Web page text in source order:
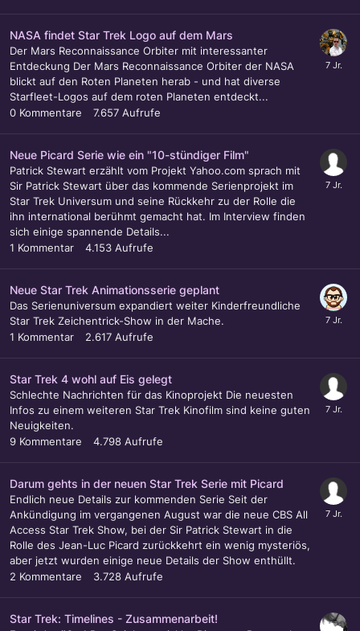
NASA findet Star Trek Logo auf dem Mars
Der Mars Reconnaissance Orbiter mit interessanter
Entdeckung Der Mars Reconnaissance Orbiter der NASA
blickt auf den Roten Planeten herab - und hat diverse
Starfleet-Logos auf dem roten Planeten entdeckt...
0 Kommentare 7.657 Aufrufe
Neue Picard Serie wie ein "10-stündiger Film"
Patrick Stewart erzählt vom Projekt Yahoo.com sprach mit
Sir Patrick Stewart über das kommende Serienprojekt im
Star Trek Universum und seine Rückkehr zu der Rolle die
ihn international berühmt gemacht hat. Im Interview finden
sich einige spannende Details...
1 Kommentar 4.153 Aufrufe
Neue Star Trek Animationsserie geplant
Das Serienuniversum expandiert weiter Kinderfreundliche
Star Trek Zeichentrick-Show in der Mache.
1 Kommentar 2.617 Aufrufe
Star Trek 4 wohl auf Eis gelegt
Schlechte Nachrichten für das Kinoprojekt Die neuesten
Infos zu einem weiteren Star Trek Kinofilm sind keine guten
Neuigkeiten.
9 Kommentare 4.798 Aufrufe
Darum gehts in der neuen Star Trek Serie mit Picard
Endlich neue Details zur kommenden Serie Seit der
Ankündigung im vergangenen August war die neue CBS All
Access Star Trek Show, bei der Sir Patrick Stewart in die
Rolle des Jean-Luc Picard zurückkehrt ein wenig mysteriös,
aber jetzt wurden einige neue Details der Show enthüllt.
2 Kommentare 3.728 Aufrufe
Star Trek: Timelines - Zusammenarbeit!